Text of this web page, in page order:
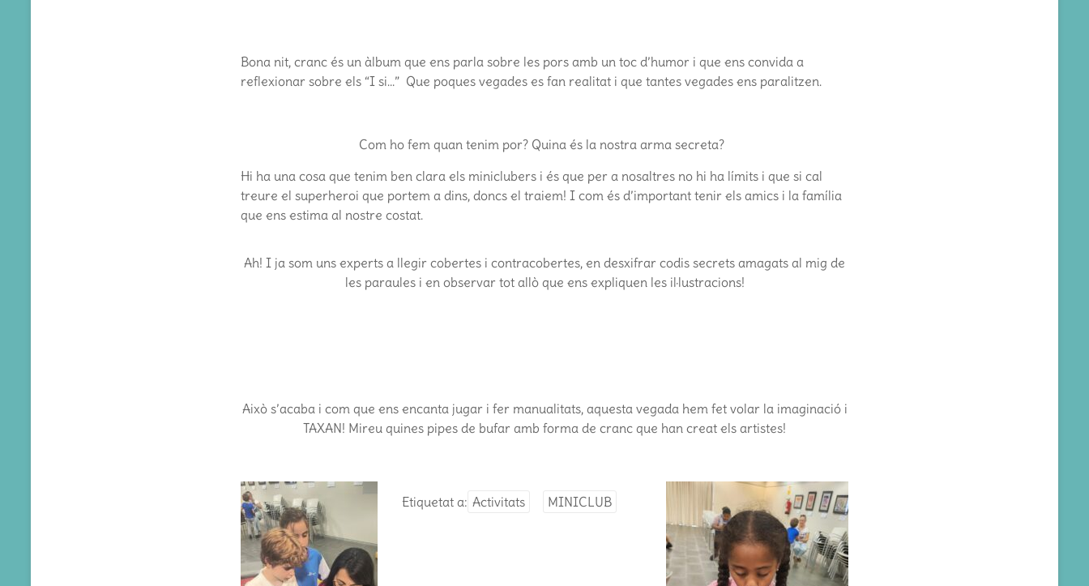
Bona nit, cranc és un àlbum que ens parla sobre les pors amb un toc d’humor i que ens convida a
reflexionar sobre els “I si…” Que poques vegades es fan realitat i que tantes vegades ens paralitzen.
Com ho fem quan tenim por? Quina és la nostra arma secreta?
Hi ha una cosa que tenim ben clara els miniclubers i és que per a nosaltres no hi ha límits i que si cal
treure el superheroi que portem a dins, doncs el traiem! I com és d’important tenir els amics i la família
que ens estima al nostre costat.
Ah! I ja som uns experts a llegir cobertes i contracobertes, en desxifrar codis secrets amagats al mig de
les paraules i en observar tot allò que ens expliquen les il·lustracions!
Això s’acaba i com que ens encanta jugar i fer manualitats, aquesta vegada hem fet volar la imaginació i
TAXAN! Mireu quines pipes de bufar amb forma de cranc que han creat els artistes!
Etiquetat a: Activitats MINICLUB